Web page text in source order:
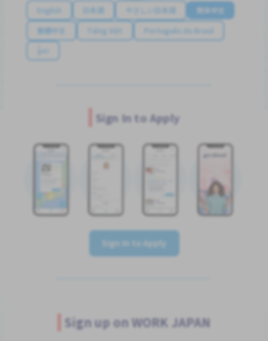
English 日本語 やさしい日本語
简体中文
繁體中文
Tiếng Việt
Português do Brasil
န်မာ
Sign In to Apply
Sign In to Apply
Sign up on WORK JAPAN